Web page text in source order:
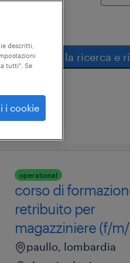
salva la ricerca e
operational
corso di
retribuito per
magazziniere (f/
paullo, lombardia
descritti,
tutti". Se
i cookie